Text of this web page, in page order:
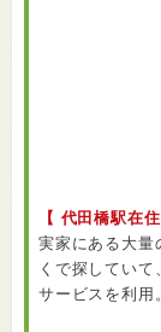
【 代田橋駅在
実家にある大量
くで探してい
サービスを利用。